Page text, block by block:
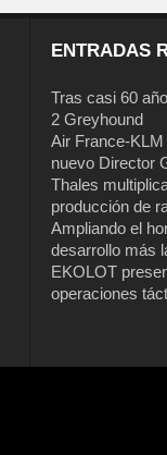
ENTRADAS
Tras casi 60
2 Greyhound
Air France-
nuevo Director
Thales
producción de
Ampliando el
desarrollo más
EKOLOT
operaciones